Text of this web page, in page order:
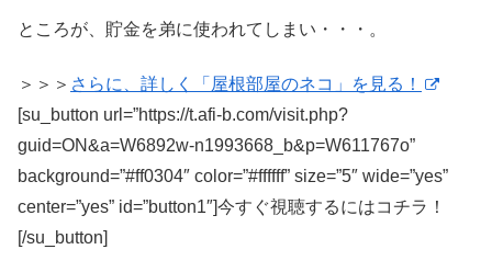
ところが、貯金を弟に使われてしまい・・・。
＞＞＞ さらに、詳しく「屋根部屋のネコ」を見る！
[su_button url=”https://t.afi-b.com/visit.php?
guid=ON&a=W6892w-n1993668_b&p=W611767o”
background=”#ff0304″ color=”#ffffff” size=”5″ wide=”yes”
center=”yes” id=”button1″]今すぐ視聴するにはコチラ！
[/su_button]